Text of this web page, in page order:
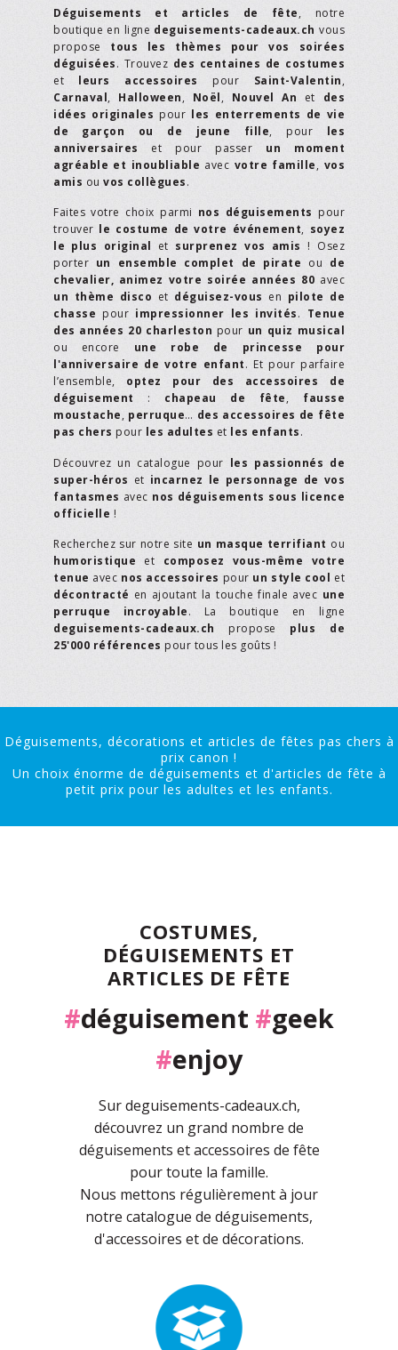
Déguisements et articles de fête, notre
boutique en ligne deguisements-cadeaux.ch vous
propose tous les thèmes pour vos soirées
déguisées. Trouvez des centaines de costumes
et leurs accessoires pour Saint-Valentin,
Carnaval, Halloween, Noël, Nouvel An et des
idées originales pour les enterrements de vie
de garçon ou de jeune fille, pour les
anniversaires et pour passer un moment
agréable et inoubliable avec votre famille, vos
amis ou vos collègues.
Faites votre choix parmi nos déguisements pour
trouver le costume de votre événement, soyez
le plus original et surprenez vos amis ! Osez
porter un ensemble complet de pirate ou de
chevalier, animez votre soirée années 80 avec
un thème disco et déguisez-vous en pilote de
chasse pour impressionner les invités. Tenue
des années 20 charleston pour un quiz musical
ou encore une robe de princesse pour
l'anniversaire de votre enfant. Et pour parfaire
l’ensemble, optez pour des accessoires de
déguisement : chapeau de fête, fausse
moustache, perruque… des accessoires de fête
pas chers pour les adultes et les enfants.
Découvrez un catalogue pour les passionnés de
super-héros et incarnez le personnage de vos
fantasmes avec nos déguisements sous licence
officielle !
Recherchez sur notre site un masque terrifiant ou
humoristique et composez vous-même votre
tenue avec nos accessoires pour un style cool et
décontracté en ajoutant la touche finale avec une
perruque incroyable. La boutique en ligne
deguisements-cadeaux.ch propose plus de
25'000 références pour tous les goûts !
Déguisements, décorations et articles de fêtes pas chers à
prix canon !
Un choix énorme de déguisements et d'articles de fête à
petit prix pour les adultes et les enfants.
COSTUMES,
DÉGUISEMENTS ET
ARTICLES DE FÊTE
#déguisement #geek
#enjoy
Sur deguisements-cadeaux.ch,
découvrez un grand nombre de
déguisements et accessoires de fête
pour toute la famille.
Nous mettons régulièrement à jour
notre catalogue de déguisements,
d'accessoires et de décorations.